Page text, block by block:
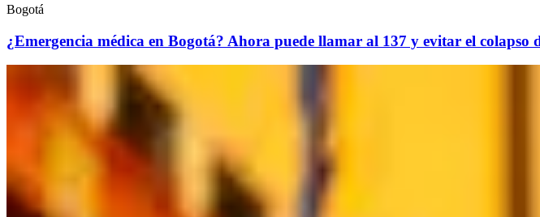
Bogotá
¿Emergencia médica en Bogotá? Ahora puede llamar al 137 y evitar el colapso